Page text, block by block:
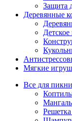
Защита
Деревянные
Мягкие
Все для